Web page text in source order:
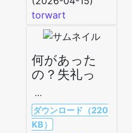
torwart
何があった
の？失礼っ
…
ダウンロード（220
KB）